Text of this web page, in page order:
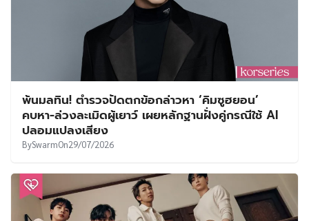
พ้นมลทิน! ตำรวจปัดตกข้อกล่าวหา ‘คิมซูฮยอน’
คบหา-ล่วงละเมิดผู้เยาว์ เผยหลักฐานฝั่งคู่กรณีใช้ AI
ปลอมแปลงเสียง
BySwarmOn29/07/2026